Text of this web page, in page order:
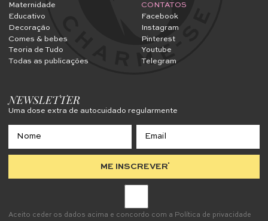
Maternidade
Educativo
Decoração
Comes & bebes
Teoria de Tudo
Todas as publicações
CONTATOS
Facebook
Instagram
Pinterest
Youtube
Telegram
NEWSLETTER
Uma dose extra de autocuidado regularmente
ME INSCREVER
Aceito ceder os dados acima e concordo com a Política de privacidade